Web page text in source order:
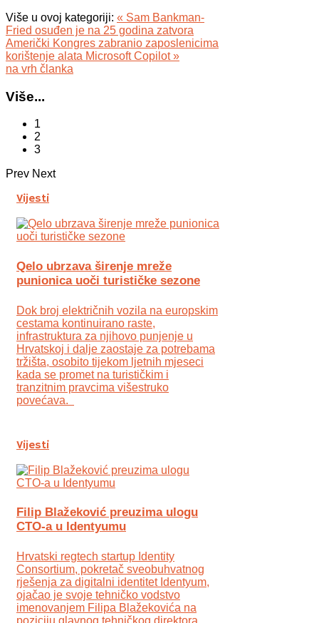
Više u ovoj kategoriji: « Sam Bankman-
Fried osuđen je na 25 godina zatvora
Američki Kongres zabranio zaposlenicima
korištenje alata Microsoft Copilot »
na vrh članka
Više...
1
2
3
Prev Next
Vijesti
Qelo ubrzava širenje mreže
punionica uoči turističke sezone
Dok broj električnih vozila na europskim
cestama kontinuirano raste,
infrastruktura za njihovo punjenje u
Hrvatskoj i dalje zaostaje za potrebama
tržišta, osobito tijekom ljetnih mjeseci
kada se promet na turističkim i
tranzitnim pravcima višestruko
povećava.
Vijesti
Filip Blažeković preuzima ulogu
CTO-a u Identyumu
Hrvatski regtech startup Identity
Consortium, pokretač sveobuhvatnog
rješenja za digitalni identitet Identyum,
ojаčao je svoje tehničko vodstvo
imenovanjem Filipa Blažekovića na
poziciju glavnog tehničkog direktora